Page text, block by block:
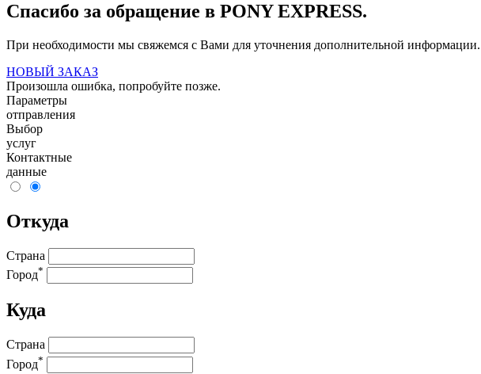
Спасибо за обращение в PONY EXPRESS.
При необходимости мы свяжемся с Вами для уточнения дополнительной информации.
НОВЫЙ ЗАКАЗ
Произошла ошибка, попробуйте позже.
Параметры
отправления
Выбор
услуг
Контактные
данные
Откуда
Страна
Город*
Куда
Страна
Город*